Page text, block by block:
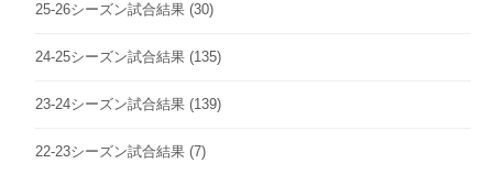
25-26シーズン試合結果 (30)
24-25シーズン試合結果 (135)
23-24シーズン試合結果 (139)
22-23シーズン試合結果 (7)